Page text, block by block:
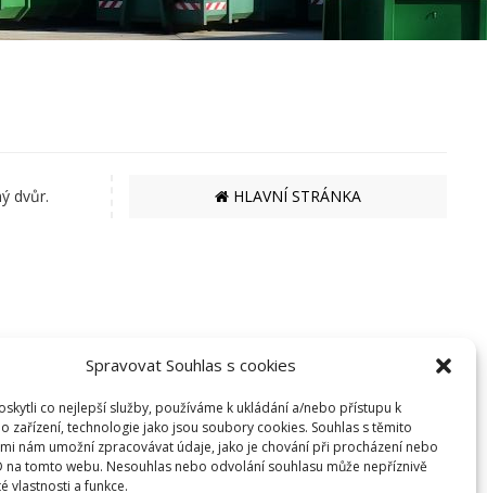
Spravovat Souhlas s cookies
co nejlepší služby, používáme k ukládání a/nebo přístupu k
zařízení, technologie jako jsou soubory cookies. Souhlas s těmito
nám umožní zpracovávat údaje, jako je chování při procházení nebo
na tomto webu. Nesouhlas nebo odvolání souhlasu může nepříznivě
vlastnosti a funkce.
dvůr.
HLAVNÍ STRÁNKA
EKO BI S.R.O.
SEMANÍNSKÁ 2050
560 02 ČESKÁ TŘEBOVÁ